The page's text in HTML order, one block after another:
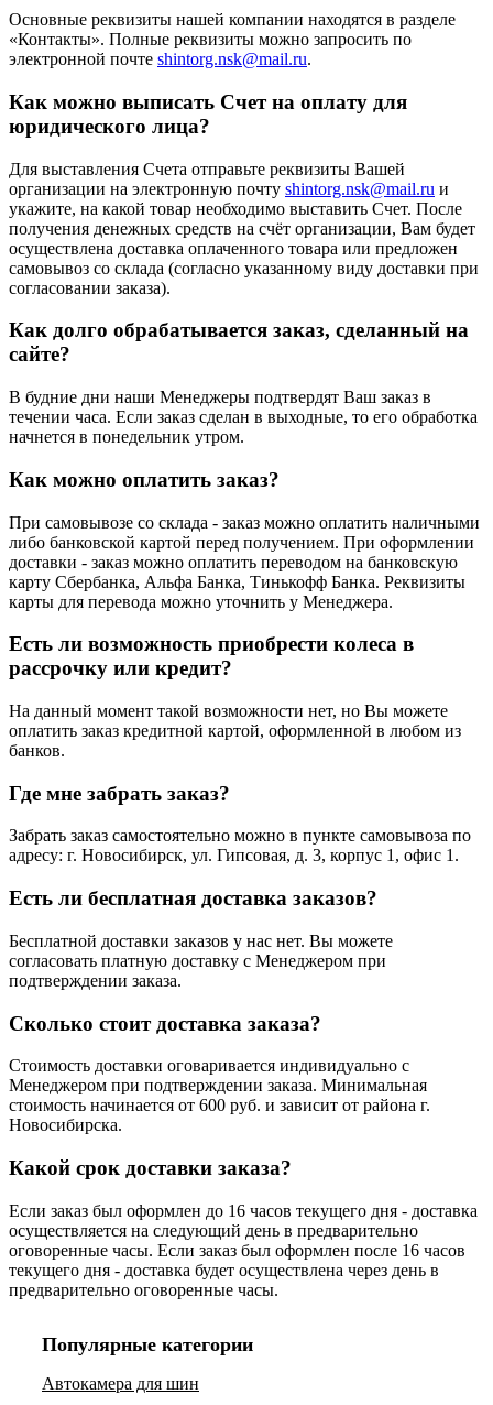
Основные реквизиты нашей компании находятся в разделе
«Контакты». Полные реквизиты можно запросить по
электронной почте shintorg.nsk@mail.ru.
Как можно выписать Счет на оплату для
юридического лица?
Для выставления Счета отправьте реквизиты Вашей
организации на электронную почту shintorg.nsk@mail.ru и
укажите, на какой товар необходимо выставить Счет. После
получения денежных средств на счёт организации, Вам будет
осуществлена доставка оплаченного товара или предложен
самовывоз со склада (согласно указанному виду доставки при
согласовании заказа).
Как долго обрабатывается заказ, сделанный на
сайте?
В будние дни наши Менеджеры подтвердят Ваш заказ в
течении часа. Если заказ сделан в выходные, то его обработка
начнется в понедельник утром.
Как можно оплатить заказ?
При самовывозе со склада - заказ можно оплатить наличными
либо банковской картой перед получением. При оформлении
доставки - заказ можно оплатить переводом на банковскую
карту Сбербанка, Альфа Банка, Тинькофф Банка. Реквизиты
карты для перевода можно уточнить у Менеджера.
Есть ли возможность приобрести колеса в
рассрочку или кредит?
На данный момент такой возможности нет, но Вы можете
оплатить заказ кредитной картой, оформленной в любом из
банков.
Где мне забрать заказ?
Забрать заказ самостоятельно можно в пункте самовывоза по
адресу: г. Новосибирск, ул. Гипсовая, д. 3, корпус 1, офис 1.
Есть ли бесплатная доставка заказов?
Бесплатной доставки заказов у нас нет. Вы можете
согласовать платную доставку с Менеджером при
подтверждении заказа.
Сколько стоит доставка заказа?
Стоимость доставки оговаривается индивидуально с
Менеджером при подтверждении заказа. Минимальная
стоимость начинается от 600 руб. и зависит от района г.
Новосибирска.
Какой срок доставки заказа?
Если заказ был оформлен до 16 часов текущего дня - доставка
осуществляется на следующий день в предварительно
оговоренные часы. Если заказ был оформлен после 16 часов
текущего дня - доставка будет осуществлена через день в
предварительно оговоренные часы.
Популярные категории
Автокамера для шин